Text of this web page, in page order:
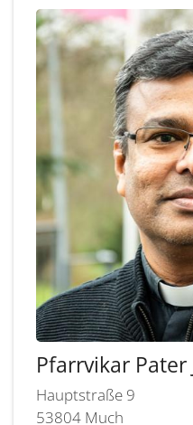
Pfarrvikar Pater
Hauptstraße 9
53804 Much